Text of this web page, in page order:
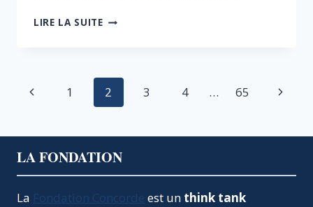
LIRE LA SUITELA
–
N°1,
AVRIL-
2025
Navigation
page
Page
1 2 3 4 … 65
Page
LA FONDATION
La Fondation Concorde est un think tank